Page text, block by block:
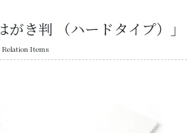
き判 （ハードタイプ）」
Relation Items